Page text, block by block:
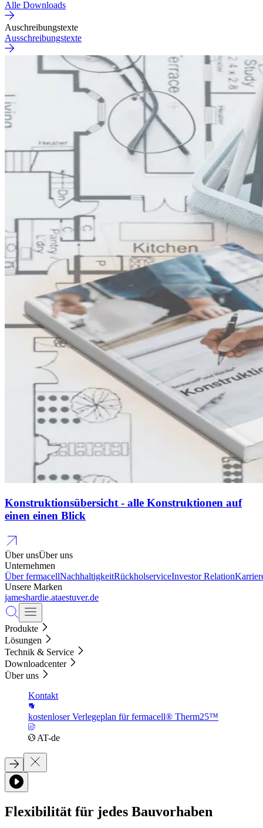
Alle Downloads
Auschreibungstexte
Ausschreibungstexte
Konstruktionsübersicht - alle Konstruktionen auf
einen einen Blick
Über unsÜber uns
Unternehmen
Über fermacellNachhaltigkeitRückholserviceInvestor Relation
Unsere Marken
jameshardie.ataestuver.de
Produkte
Lösungen
Technik & Service
Downloadcenter
Über uns
Kontakt
kostenloser Verlegeplan für fermacell® Therm25™
AT-de
Flexibilität für jedes Bauvorhaben